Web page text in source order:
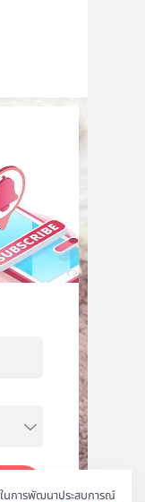
นการพัฒนาประสบการณ์